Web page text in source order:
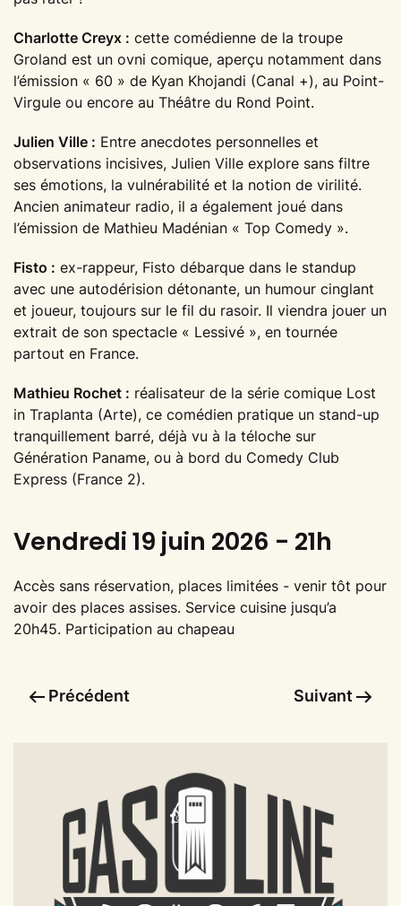
Charlotte Creyx : cette comédienne de la troupe
Groland est un ovni comique, aperçu notamment dans
l’émission « 60 » de Kyan Khojandi (Canal +), au Point-
Virgule ou encore au Théâtre du Rond Point.
Julien Ville : Entre anecdotes personnelles et
observations incisives, Julien Ville explore sans filtre
ses émotions, la vulnérabilité et la notion de virilité.
Ancien animateur radio, il a également joué dans
l’émission de Mathieu Madénian « Top Comedy ».
Fisto : ex-rappeur, Fisto débarque dans le standup
avec une autodérision détonante, un humour cinglant
et joueur, toujours sur le fil du rasoir. Il viendra jouer un
extrait de son spectacle « Lessivé », en tournée
partout en France.
Mathieu Rochet : réalisateur de la série comique Lost
in Traplanta (Arte), ce comédien pratique un stand-up
tranquillement barré, déjà vu à la téloche sur
Génération Paname, ou à bord du Comedy Club
Express (France 2).
Vendredi 19 juin 2026 - 21h
Accès sans réservation, places limitées - venir tôt pour
avoir des places assises. Service cuisine jusqu’a
20h45. Participation au chapeau
Précédent Suivant